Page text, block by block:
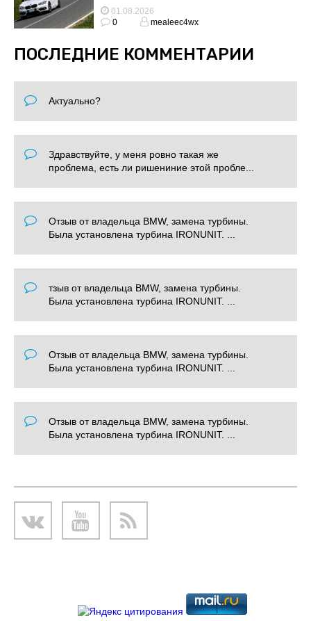
01.08.2026
0
mealeec4wx
ПОСЛЕДНИЕ КОММЕНТАРИИ
Актуально?
Здравствуйте, у меня ровно такая же
проблема, есть ли ришениние этой пробле...
Отзыв от владельца BMW, замена турбины.
Была установлена турбина IRONUNIT. ...
тзыв от владельца BMW, замена турбины.
Была установлена турбина IRONUNIT. ...
Отзыв от владельца BMW, замена турбины.
Была установлена турбина IRONUNIT. ...
Отзыв от владельца BMW, замена турбины.
Была установлена турбина IRONUNIT. ...